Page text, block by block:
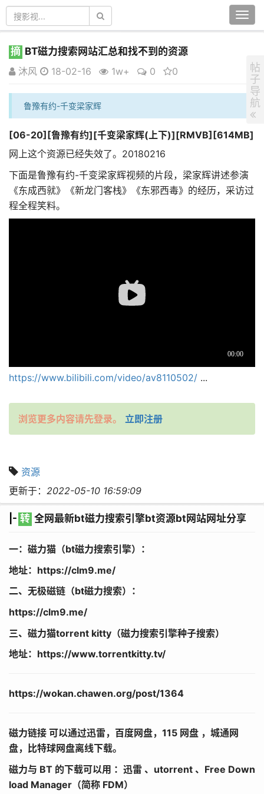
摘 BT磁力搜索网站汇总和找不到的资源
沐风
18-02-16 1w+ 0 0
鲁豫有约-千变梁家辉
[06-20][鲁豫有约][千变梁家辉(上下)][RMVB][614MB]
网上这个资源已经失效了。20180216
下面是鲁豫有约-千变梁家辉视频的片段，梁家辉讲述参演
《东成西就》《新龙门客栈》《东邪西毒》的经历，采访过
程全程笑料。
https://www.bilibili.com/video/av8110502/ ...
浏览更多内容请先登录。 立即注册
资源
更新于： 2022-05-10 16:59:09
|- 转 全网最新bt磁力搜索引擎bt资源bt网站网址分享
一：磁力猫（bt磁力搜索引擎）：
地址：https://clm9.me/
二、无极磁链（bt磁力搜索）：
https://clm9.me/
三、磁力猫torrent kitty（磁力搜索引擎种子搜索）
地址：https://www.torrentkitty.tv/
https://wokan.chawen.org/post/1364
磁力链接 可以通过迅雷，百度网盘，115 网盘 ，城通网
盘，比特球网盘离线下载。
磁力与 BT 的下载可以用 ：迅雷 、utorrent 、Free Down
load Manager（简称 FDM）
帖
子
导
航